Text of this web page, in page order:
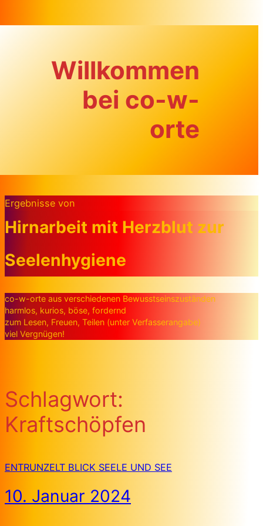
Willkommen
bei co-w-
orte
Ergebnisse von
Hirnarbeit mit Herzblut zur
Seelenhygiene
co-w-orte aus verschiedenen Bewusstseinszuständen
harmlos, kurios, böse, fordernd
zum Lesen, Freuen, Teilen (unter Verfasserangabe)
viel Vergnügen!
Schlagwort:
Kraftschöpfen
ENTRUNZELT BLICK SEELE UND SEE
10. Januar 2024